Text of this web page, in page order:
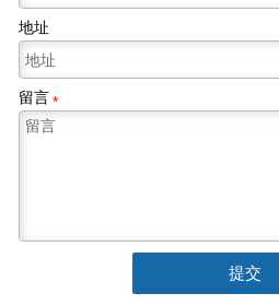
地址
留言*
提交